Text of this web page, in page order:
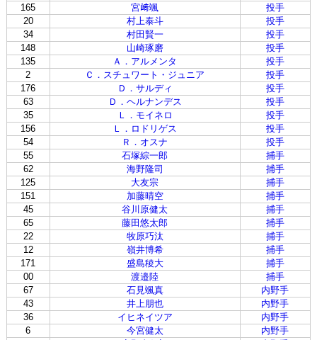
165
宮﨑颯
投手
20
村上泰斗
投手
34
村田賢一
投手
148
山崎琢磨
投手
135
Ａ．アルメンタ
投手
2
Ｃ．スチュワート・ジュニア
投手
176
Ｄ．サルディ
投手
63
Ｄ．ヘルナンデス
投手
35
Ｌ．モイネロ
投手
156
Ｌ．ロドリゲス
投手
54
Ｒ．オスナ
投手
55
石塚綜一郎
捕手
62
海野隆司
捕手
125
大友宗
捕手
151
加藤晴空
捕手
45
谷川原健太
捕手
65
藤田悠太郎
捕手
22
牧原巧汰
捕手
12
嶺井博希
捕手
171
盛島稜大
捕手
00
渡邉陸
捕手
67
石見颯真
内野手
43
井上朋也
内野手
36
イヒネイツア
内野手
6
今宮健太
内野手